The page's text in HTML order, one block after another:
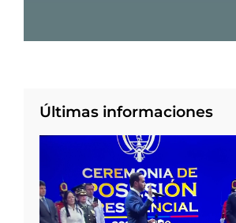
Últimas informaciones